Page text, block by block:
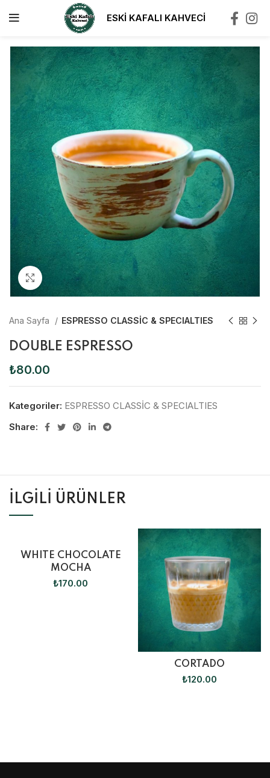
ESKİ KAFALI KAHVECİ
Click to enlarge
Ana Sayfa ESPRESSO CLASSİC & SPECIALTIES
DOUBLE ESPRESSO
₺80.00
Kategoriler: ESPRESSO CLASSİC & SPECIALTIES
Share:
İLGILI ÜRÜNLER
WHITE CHOCOLATE
MOCHA
₺170.00
CORTADO
₺120.00